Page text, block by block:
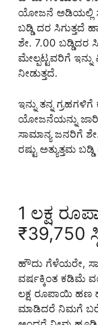
ಯೋಜನೆ ಅಡಿಯಲ್ಲಿ
ಬಡ್ಡಿ ದರ ಸಿಗುತ್ತದೆ
ಶೇ. 7.00 ಬಡ್ಡಿದರ
ಮೇಲ್ಪಟ್ಟವರಿಗೆ
ನೀಡುತ್ತದೆ.
ಇನ್ನು ತನ್ನ
ಯೋಜನೆಯನ್ನು
ಸಾಮಾನ್ಯ ಜನರಿಗೆ
ರಷ್ಟು ಅತ್ಯುತ್ತಮ
1 ಲಕ್ಷ
₹39,750
ಹೌದು ಗೆಳೆಯರೇ,
ವರ್ಷಕ್ಕಿಂತ ಕಡಿಮೆ
ಲಕ್ಷ ರೂಪಾಯಿ
ಮಾಡಿದರೆ ನಿಮಗೆ